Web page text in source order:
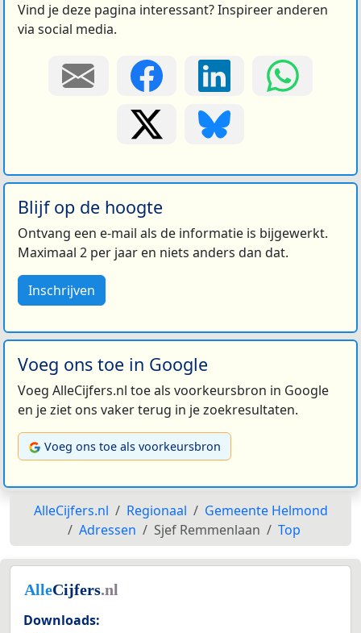
Vind je deze pagina interessant? Inspireer anderen
via social media.
Blijf op de hoogte
Ontvang een e-mail als de informatie is bijgewerkt.
Maximaal 2 per jaar en niets anders dan dat.
Inschrijven
Voeg ons toe in Google
Voeg AlleCijfers.nl toe als voorkeursbron in Google
en je ziet ons vaker terug in je zoekresultaten.
Voeg ons toe als voorkeursbron
AlleCijfers.nl Regionaal
Gemeente Helmond
Adressen
Sjef Remmenlaan Top
Downloads: